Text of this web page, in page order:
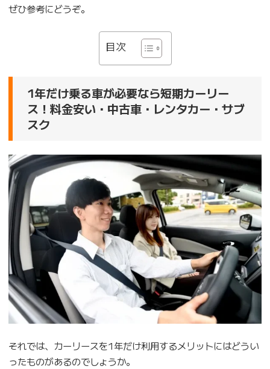
ぜひ参考にどうぞ。
目次
1年だけ乗る車が必要なら短期カーリー
ス！料金安い・中古車・レンタカー・サブ
スク
それでは、カーリースを1年だけ利用するメリットにはどうい
ったものがあるのでしょうか。